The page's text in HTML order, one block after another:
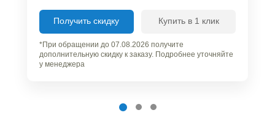
Получить скидку Купить в 1 клик
*При обращении до 07.08.2026 получите
дополнительную скидку к заказу. Подробнее уточняйте
у менеджера